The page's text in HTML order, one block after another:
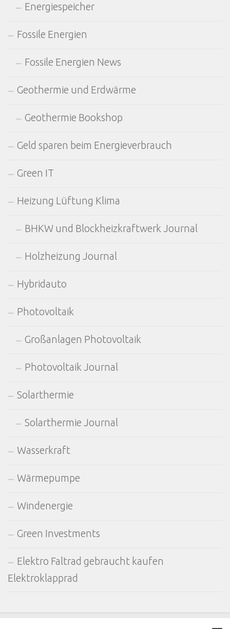
Energiespeicher
Fossile Energien
Fossile Energien News
Geothermie und Erdwärme
Geothermie Bookshop
Geld sparen beim Energieverbrauch
Green IT
Heizung Lüftung Klima
BHKW und Blockheizkraftwerk Journal
Holzheizung Journal
Hybridauto
Photovoltaik
Großanlagen Photovoltaik
Photovoltaik Journal
Solarthermie
Solarthermie Journal
Wasserkraft
Wärmepumpe
Windenergie
Green Investments
Elektro Faltrad gebraucht kaufen
Elektroklapprad